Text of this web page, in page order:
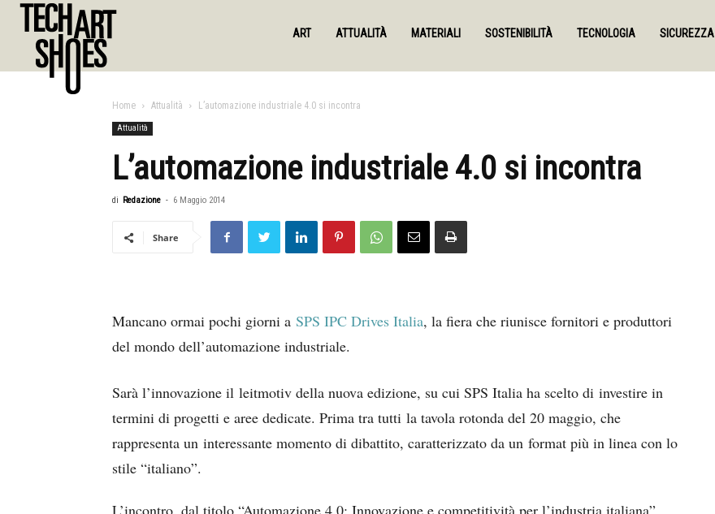
ART ATTUALITÀ MATERIALI SOSTENIBILITÀ TECNOLOGIA SICUREZZA
Home Attualità L’automazione industriale 4.0 si incontra
Attualità
L’automazione industriale 4.0 si incontra
di Redazione - 6 Maggio 2014
Share
Mancano ormai pochi giorni a SPS IPC Drives Italia, la fiera che riunisce fornitori e produttori
del mondo dell’automazione industriale.
Sarà l’innovazione il leitmotiv della nuova edizione, su cui SPS Italia ha scelto di investire in
termini di progetti e aree dedicate. Prima tra tutti la tavola rotonda del 20 maggio, che
rappresenta un interessante momento di dibattito, caratterizzato da un format più in linea con lo
stile “italiano”.
L’incontro, dal titolo “Automazione 4.0: Innovazione e competitività per l’industria italiana”